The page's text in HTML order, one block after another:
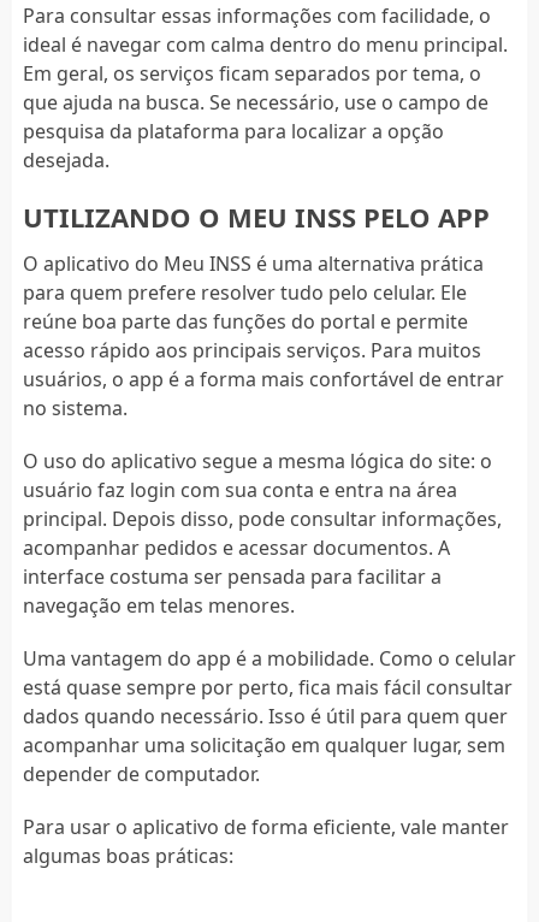
Para consultar essas informações com facilidade, o
ideal é navegar com calma dentro do menu principal.
Em geral, os serviços ficam separados por tema, o
que ajuda na busca. Se necessário, use o campo de
pesquisa da plataforma para localizar a opção
desejada.
UTILIZANDO O MEU INSS PELO APP
O aplicativo do Meu INSS é uma alternativa prática
para quem prefere resolver tudo pelo celular. Ele
reúne boa parte das funções do portal e permite
acesso rápido aos principais serviços. Para muitos
usuários, o app é a forma mais confortável de entrar
no sistema.
O uso do aplicativo segue a mesma lógica do site: o
usuário faz login com sua conta e entra na área
principal. Depois disso, pode consultar informações,
acompanhar pedidos e acessar documentos. A
interface costuma ser pensada para facilitar a
navegação em telas menores.
Uma vantagem do app é a mobilidade. Como o celular
está quase sempre por perto, fica mais fácil consultar
dados quando necessário. Isso é útil para quem quer
acompanhar uma solicitação em qualquer lugar, sem
depender de computador.
Para usar o aplicativo de forma eficiente, vale manter
algumas boas práticas: